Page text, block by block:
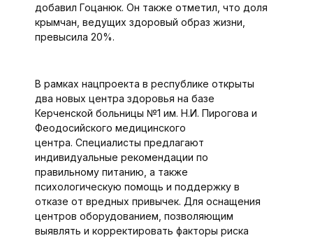
добавил Гоцанюк. Он также отметил, что доля
крымчан, ведущих здоровый образ жизни,
превысила 20%.
В рамках нацпроекта в республике открыты
два новых центра здоровья на базе
Керченской больницы №1 им. Н.И. Пирогова и
Феодосийского медицинского
центра. Специалисты предлагают
индивидуальные рекомендации по
правильному питанию, а также
психологическую помощь и поддержку в
отказе от вредных привычек. Для оснащения
центров оборудованием, позволяющим
выявлять и корректировать факторы риска